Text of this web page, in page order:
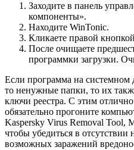
Заходите в панель
компоненты».
Находите WinTonic.
Кликаете правой
После очищаете
программки загрузки.
Если программа на системном
то ненужные папки, то их
ключи реестра. С этим отлично
обязательно прогоните
Kaspersky Virus Removal Tool,
чтобы убедиться в
возможных заражений